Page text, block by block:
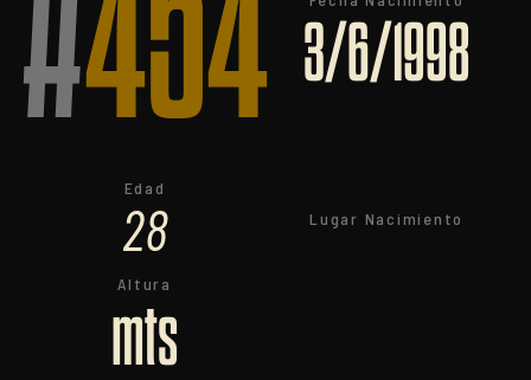
3/6/1998
Edad
28 Lugar Nacimiento
Altura
mts